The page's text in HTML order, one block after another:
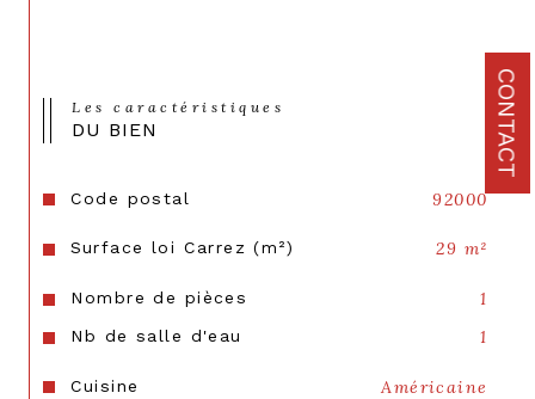
CONTACT
Les caractéristiques
DU BIEN
Code postal 92000
Surface loi Carrez (m²) 29 m²
Nombre de pièces 1
Nb de salle d'eau 1
Cuisine Américaine